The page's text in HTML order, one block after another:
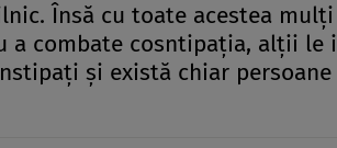
Însă cu toate acestea
combate cosntipaţia, alţii le
şi există chiar